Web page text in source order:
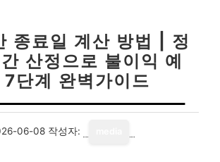
종료일 계산 방법 | 정
산정으로 불이익 예
7단계 완벽가이드
06-08 작성자: